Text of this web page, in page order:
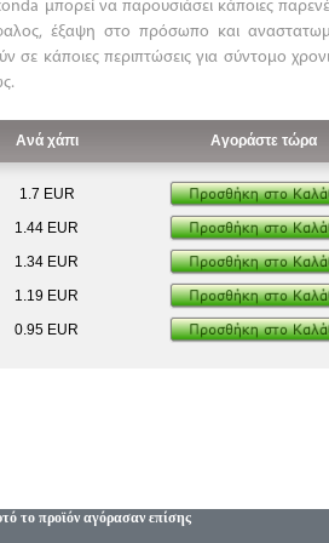
μπορεί να παρουσιάσει κάποιες
έξαψη στο πρόσωπο και
σε κάποιες περιπτώσεις για σύντομο
Ανά χάπι Αγοράστε τώρα
1.7 EUR
1.44 EUR
1.34 EUR
1.19 EUR
0.95 EUR
το προϊόν αγόρασαν επίσης